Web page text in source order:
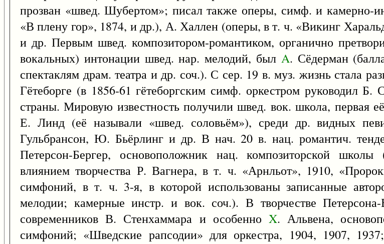
прозван «швед. Шубертом»; писал также оперы, симф. и камерно-
«В плену гор», 1874, и др.), А. Халлен (оперы, в т. ч. «Викинг
и др. Первым швед. композитором-романтиком, органично
вокальных) интонации швед. нар. мелодий, был A. Сёдерман
спектаклям драм. театра и др. соч.). С сер. 19 в. муз. жизнь стала
Гётеборге (в 1856-61 гётеборгским симф. оркестром руководил
страны. Мировую известность получили швед. вок. школа, первая
Е. Линд (её называли «швед. соловьём»), среди др. видных
Гульбрансон, Ю. Бьёрлинг и др. В нач. 20 в. нац. романтич.
Петерсон-Бергер, основоположник нац. композиторской
влиянием творчества Р. Вагнера, в т. ч. «Арнльот», 1910,
симфоний, в т. ч. 3-я, в которой использованы записанные
мелодии; камерные инстр. и вок. соч.). В творчестве
современников В. Стенхаммара и особенно X. Альвена,
симфоний; «Шведские рапсодии» для оркестра, 1904, 1907,